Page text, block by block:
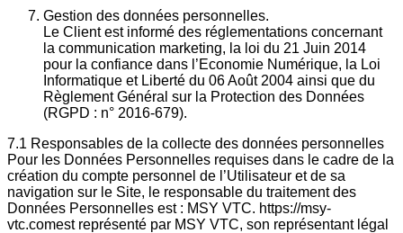
Gestion des données personnelles.
Le Client est informé des réglementations concernant
la communication marketing, la loi du 21 Juin 2014
pour la confiance dans l’Economie Numérique, la Loi
Informatique et Liberté du 06 Août 2004 ainsi que du
Règlement Général sur la Protection des Données
(RGPD : n° 2016-679).
7.1 Responsables de la collecte des données personnelles
Pour les Données Personnelles requises dans le cadre de la
création du compte personnel de l’Utilisateur et de sa
navigation sur le Site, le responsable du traitement des
Données Personnelles est : MSY VTC. https://msy-
vtc.comest représenté par MSY VTC, son représentant légal